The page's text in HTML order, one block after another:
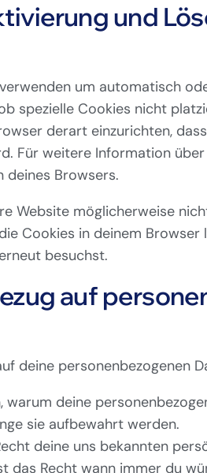
und
um automatisch
spezielle Cookies nicht
derart einzurichten,
Für weitere Information
deines Browsers.
Website möglicherweise
Cookies in deinem
besuchst.
auf
deine personenbezogenen
warum deine
sie aufbewahrt werden.
deine uns bekannten
das Recht wann immer du